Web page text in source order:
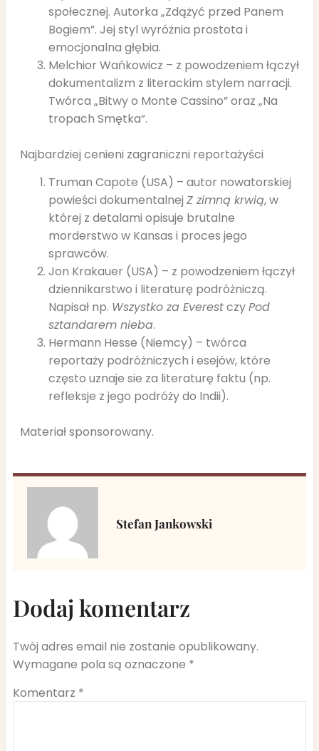
społecznej. Autorka „Zdążyć przed Panem
Bogiem”. Jej styl wyróżnia prostota i
emocjonalna głębia.
Melchior Wańkowicz – z powodzeniem łączył
dokumentalizm z literackim stylem narracji.
Twórca „Bitwy o Monte Cassino” oraz „Na
tropach Smętka”.
Najbardziej cenieni zagraniczni reportażyści
Truman Capote (USA) – autor nowatorskiej
powieści dokumentalnej Z zimną krwią, w
której z detalami opisuje brutalne
morderstwo w Kansas i proces jego
sprawców.
Jon Krakauer (USA) – z powodzeniem łączył
dziennikarstwo i literaturę podróżniczą.
Napisał np. Wszystko za EverestczyPod
sztandarem nieba.
Hermann Hesse (Niemcy) – twórca
reportaży podróżniczych i esejów, które
często uznaje sie za literaturę faktu (np.
refleksje z jego podróży do Indii).
Materiał sponsorowany.
Stefan Jankowski
Dodaj komentarz
Twój adres email nie zostanie opublikowany.
Wymagane pola są oznaczone *
Komentarz *